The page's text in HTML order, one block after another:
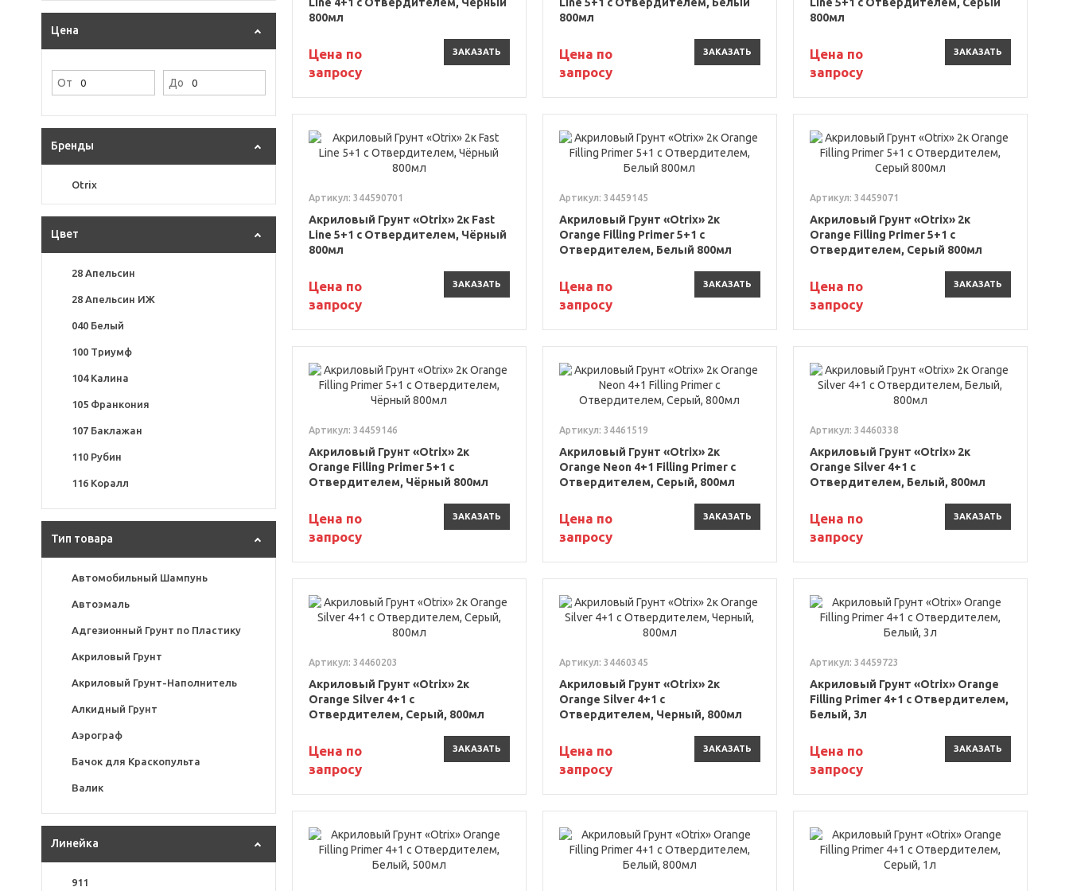
Цена
От До
Бренды
Otrix
Цвет
28 Апельсин
28 Апельсин ИЖ
040 Белый
100 Триумф
104 Калина
105 Франкония
107 Баклажан
110 Рубин
116 Коралл
118 Кармен
121 Реклама
165 Коррида
165 Темный Красно-Оранжевый
170 Торнадо
Тип товара
Автомобильный Шампунь
Автоэмаль
Адгезионный Грунт по Пластику
Акриловый Грунт
Акриловый Грунт-Наполнитель
Алкидный Грунт
Аэрограф
Бачок для Краскопульта
Валик
Воздушный фильтр для
краскопульта
Герметики
Линейка
911
800мл
Цена по
запросу
ЗАКАЗАТЬ
800мл
Цена по
запросу
ЗАКАЗАТЬ
800мл
Цена по
запросу
ЗАКАЗАТЬ
Артикул: 344590701
Акриловый Грунт «Otrix» 2к Fast
Line 5+1 с Отвердителем, Чёрный
800мл
Цена по
запросу
ЗАКАЗАТЬ
Артикул: 34459145
Акриловый Грунт «Otrix» 2к
Orange Filling Primer 5+1 с
Отвердителем, Белый 800мл
Цена по
запросу
ЗАКАЗАТЬ
Артикул: 34459071
Акриловый Грунт «Otrix» 2к
Orange Filling Primer 5+1 с
Отвердителем, Серый 800мл
Цена по
запросу
ЗАКАЗАТЬ
Артикул: 34459146
Акриловый Грунт «Otrix» 2к
Orange Filling Primer 5+1 с
Отвердителем, Чёрный 800мл
Цена по
запросу
ЗАКАЗАТЬ
Артикул: 34461519
Акриловый Грунт «Otrix» 2к
Orange Neon 4+1 Filling Primer с
Отвердителем, Серый, 800мл
Цена по
запросу
ЗАКАЗАТЬ
Артикул: 34460338
Акриловый Грунт «Otrix» 2к
Orange Silver 4+1 с
Отвердителем, Белый, 800мл
Цена по
запросу
ЗАКАЗАТЬ
Артикул: 34460203
Акриловый Грунт «Otrix» 2к
Orange Silver 4+1 с
Отвердителем, Серый, 800мл
Цена по
запросу
ЗАКАЗАТЬ
Артикул: 34460345
Акриловый Грунт «Otrix» 2к
Orange Silver 4+1 с
Отвердителем, Черный, 800мл
Цена по
запросу
ЗАКАЗАТЬ
Артикул: 34459723
Акриловый Грунт «Otrix» Orange
Filling Primer 4+1 с Отвердителем,
Белый, 3л
Цена по
запросу
ЗАКАЗАТЬ